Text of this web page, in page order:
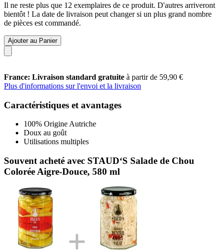
Il ne reste plus que 12 exemplaires de ce produit. D'autres arriveront
bientôt ! La date de livraison peut changer si un plus grand nombre
de pièces est commandé.
Ajouter au Panier
France: Livraison standard gratuite à partir de 59,90 €
Plus d'informations sur l'envoi et la livraison
Caractéristiques et avantages
100% Origine Autriche
Doux au goût
Utilisations multiples
Souvent acheté avec STAUD‘S Salade de Chou
Colorée Aigre-Douce, 580 ml